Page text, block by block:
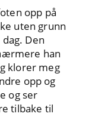
opp på
uten grunn
Den
han
klorer meg
opp og
og ser
tilbake til